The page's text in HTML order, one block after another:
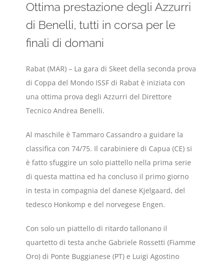
Ottima prestazione degli Azzurri
di Benelli, tutti in corsa per le
finali di domani
Rabat (MAR) – La gara di Skeet della seconda prova
di Coppa del Mondo ISSF di Rabat è iniziata con
una ottima prova degli Azzurri del Direttore
Tecnico Andrea Benelli.
Al maschile è Tammaro Cassandro a guidare la
classifica con 74/75. Il carabiniere di Capua (CE) si
è fatto sfuggire un solo piattello nella prima serie
di questa mattina ed ha concluso il primo giorno
in testa in compagnia del danese Kjelgaard, del
tedesco Honkomp e del norvegese Engen.
Con solo un piattello di ritardo tallonano il
quartetto di testa anche Gabriele Rossetti (Fiamme
Oro) di Ponte Buggianese (PT) e Luigi Agostino